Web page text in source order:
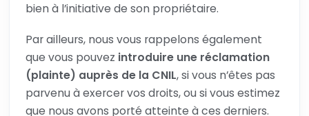
bien à l’initiative de son propriétaire.
Par ailleurs, nous vous rappelons également
que vous pouvez introduire une réclamation
(plainte) auprès de la CNIL, si vous n’êtes pas
parvenu à exercer vos droits, ou si vous estimez
que nous avons porté atteinte à ces derniers.